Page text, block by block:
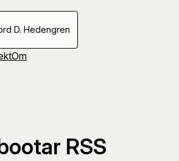
D. Hedengren
Om
RSS